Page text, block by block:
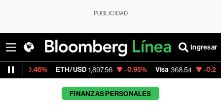
PUBLICIDAD
Ingresar
ETH/USD 1,897.56 -0.95% Visa 368.54 -0.28%
FINANZAS PERSONALES